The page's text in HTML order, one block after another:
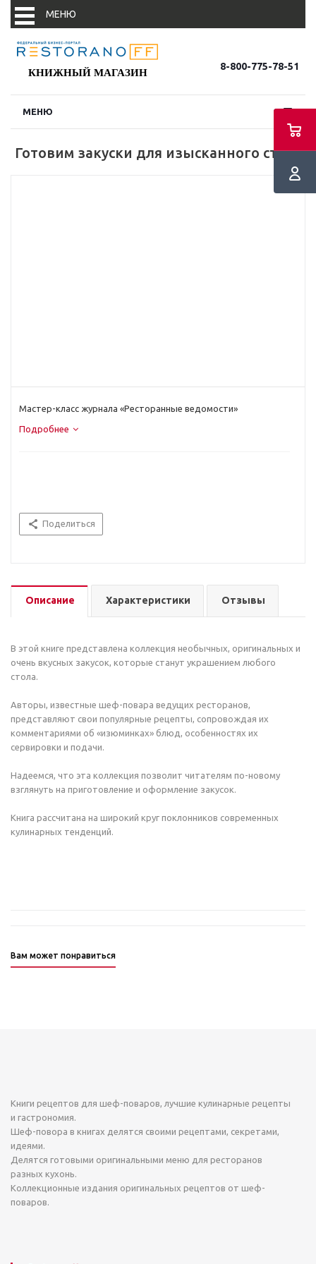
МЕНЮ
Новости
Новости партнеров
Менеджмент
Личный опыт
Кто есть кто
Технологии
Федеральный партнерский
ФУДМАШИНА
Рецепты от барменов
Продукты и ингредиенты
КНИЖНЫЙ МАГАЗИН
8-800-775-78-51
МЕНЮ
Готовим закуски для изысканного стола
Мастер-класс журнала «Ресторанные ведомости»
Подробнее
Поделиться
Описание Характеристики Отзывы
В этой книге представлена коллекция необычных, оригинальных и
очень вкусных закусок, которые станут украшением любого
стола.
Авторы, известные шеф-повара ведущих ресторанов,
представляют свои популярные рецепты, сопровождая их
комментариями об «изюминках» блюд, особенностях их
сервировки и подачи.
Надеемся, что эта коллекция позволит читателям по-новому
взглянуть на приготовление и оформление закусок.
Книга рассчитана на широкий круг поклонников современных
кулинарных тенденций.
Вам может понравиться
Книги рецептов для шеф-поваров, лучшие кулинарные рецепты
и гастрономия.
Шеф-повора в книгах делятся своими рецептами, секретами,
идеями.
Делятся готовыми оригинальными меню для ресторанов
разных кухонь.
Коллекционные издания оригинальных рецептов от шеф-
поваров.